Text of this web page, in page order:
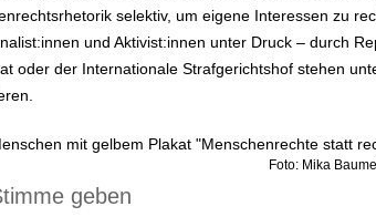
selektiv, um eigene Interessen zu
und Aktivist:innen unter Druck – durch
oder der Internationale Strafgerichtshof stehen
Foto: Mika
geben